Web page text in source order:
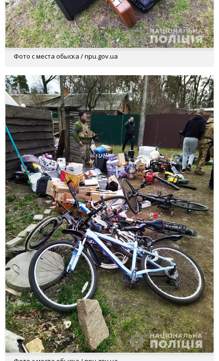
Фото с места обыска / npu.gov.ua